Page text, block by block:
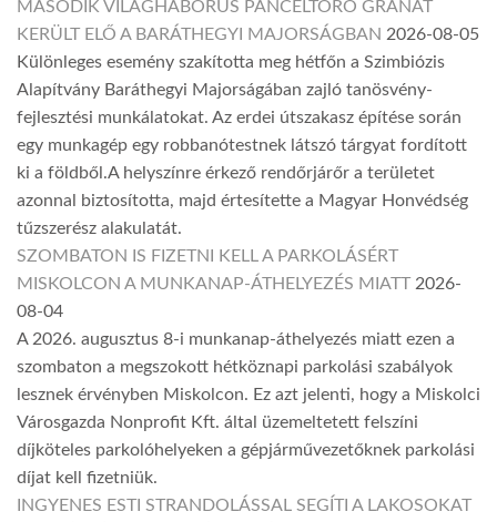
MÁSODIK VILÁGHÁBORÚS PÁNCÉLTÖRŐ GRÁNÁT
KERÜLT ELŐ A BARÁTHEGYI MAJORSÁGBAN 2026-08-05
Különleges esemény szakította meg hétfőn a Szimbiózis
Alapítvány Baráthegyi Majorságában zajló tanösvény-
fejlesztési munkálatokat. Az erdei útszakasz építése során
egy munkagép egy robbanótestnek látszó tárgyat fordított
ki a földből.A helyszínre érkező rendőrjárőr a területet
azonnal biztosította, majd értesítette a Magyar Honvédség
tűzszerész alakulatát.
SZOMBATON IS FIZETNI KELL A PARKOLÁSÉRT
MISKOLCON A MUNKANAP-ÁTHELYEZÉS MIATT 2026-
08-04
A 2026. augusztus 8-i munkanap-áthelyezés miatt ezen a
szombaton a megszokott hétköznapi parkolási szabályok
lesznek érvényben Miskolcon. Ez azt jelenti, hogy a Miskolci
Városgazda Nonprofit Kft. által üzemeltetett felszíni
díjköteles parkolóhelyeken a gépjárművezetőknek parkolási
díjat kell fizetniük.
INGYENES ESTI STRANDOLÁSSAL SEGÍTI A LAKOSOKAT